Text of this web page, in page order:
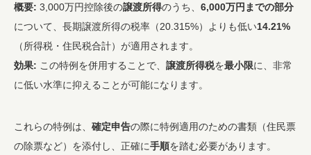
概要: 3,000万円控除後の譲渡所得のうち、 6,000万円までの部分
について、長期譲渡所得の税率（20.315%）よりも低い14.21%
（所得税・住民税合計）が適用されます。
効果: この特例を併用することで、 譲渡所得税を最小限に、非常
に低い水準に抑えることが可能になります。
これらの特例は、 確定申告の際に特例適用のための書類（住民票
の除票など）を添付し、正確に手順を踏む必要があります。